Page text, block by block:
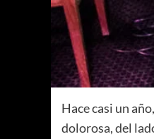
Hace casi un año,
dolorosa, del